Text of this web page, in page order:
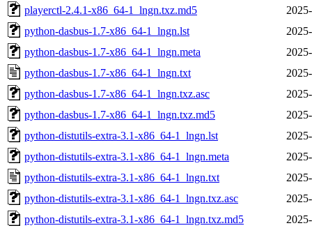
playerctl-2.4.1-x86_64-1_lngn.txz.md5
python-dasbus-1.7-x86_64-1_lngn.lst
python-dasbus-1.7-x86_64-1_lngn.meta
python-dasbus-1.7-x86_64-1_lngn.txt
python-dasbus-1.7-x86_64-1_lngn.txz.asc
python-dasbus-1.7-x86_64-1_lngn.txz.md5
python-distutils-extra-3.1-x86_64-1_lngn.lst
python-distutils-extra-3.1-x86_64-1_lngn.meta
python-distutils-extra-3.1-x86_64-1_lngn.txt
python-distutils-extra-3.1-x86_64-1_lngn.txz.asc
python-distutils-extra-3.1-x86_64-1_lngn.txz.md5